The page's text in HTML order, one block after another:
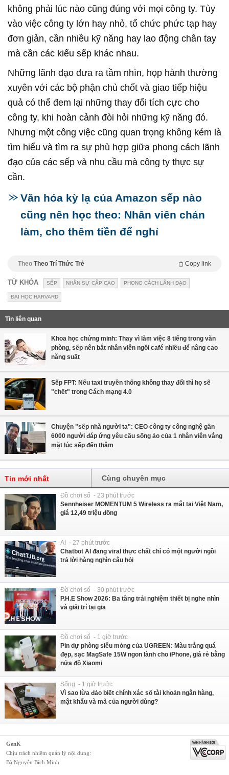
không phải lúc nào cũng đúng với mọi công ty. Tùy
vào việc công ty lớn hay nhỏ, tổ chức phức tạp hay
đơn giản, cần nhiều kỹ năng hay lao động chân tay
mà cần các kiểu sếp khác nhau.
Những lãnh đạo đưa ra tầm nhìn, họp hành thường
xuyên với các bộ phận chủ chốt và giao tiếp hiệu
quả có thể đem lại những thay đổi tích cực cho
công ty, khi hoàn cảnh đòi hỏi những kỹ năng đó.
Nhưng một công việc cũng quan trọng không kém là
tìm hiểu và tìm ra sự phù hợp giữa phong cách lãnh
đạo của các sếp và nhu cầu mà công ty thực sự
cần.
Văn hóa kỳ lạ của Amazon sếp nào
cũng nên học theo: Nhân viên chán
làm, cho thêm tiền để nghỉ
Theo Theo Trí Thức Trẻ Copy link
TỪ KHÓA SẾP NHÂN SỰ CẤP CAO PHONG CÁCH LÃNH ĐẠO
ĐẠI HỌC HARVARD
Tin liên quan
Khoa học chứng minh: Thay vì làm việc 8 tiếng trong văn
phòng, sếp nên bắt nhân viên ngồi café nhiều để nâng cao
năng suất
Sếp FPT: Nếu taxi truyền thống không thay đổi thì họ sẽ
"chết" trong Cách mạng 4.0
Chuyện "sếp nhà người ta": CEO công ty công nghệ gần
6000 người đáp ứng yêu cầu sống ảo của 1 nhân viên vắng
mặt lúc sếp đến thăm
Tin mới nhất Cùng chuyên mục
Đồ chơi số - 23 phút trước
Sennheiser MOMENTUM 5 Wireless ra mắt tại Việt Nam,
giá 12,49 triệu đồng
AI - 27 phút trước
Chatbot AI đang viral thực chất chỉ có một người ngồi
trả lời hàng nghìn câu hỏi
Đồ chơi số - 30 phút trước
P.H.E Show 2026: Ba tầng trải nghiệm thiết bị nghe nhìn
và giải trí tại gia
Đồ chơi số - 1 giờ trước
Pin dự phòng siêu mỏng của UGREEN: Màu trắng quá
đẹp, sạc MagSafe 15W ngon lành cho iPhone, giá rẻ bằng
nửa đồ Xiaomi
Sống - 1 giờ trước
Vì sao lừa đảo biết chính xác số tài khoản ngân hàng,
mật khẩu và mã của người dùng?
GenK
Chịu trách nhiệm quản lý nội dung:
Bà Nguyễn Bích Minh